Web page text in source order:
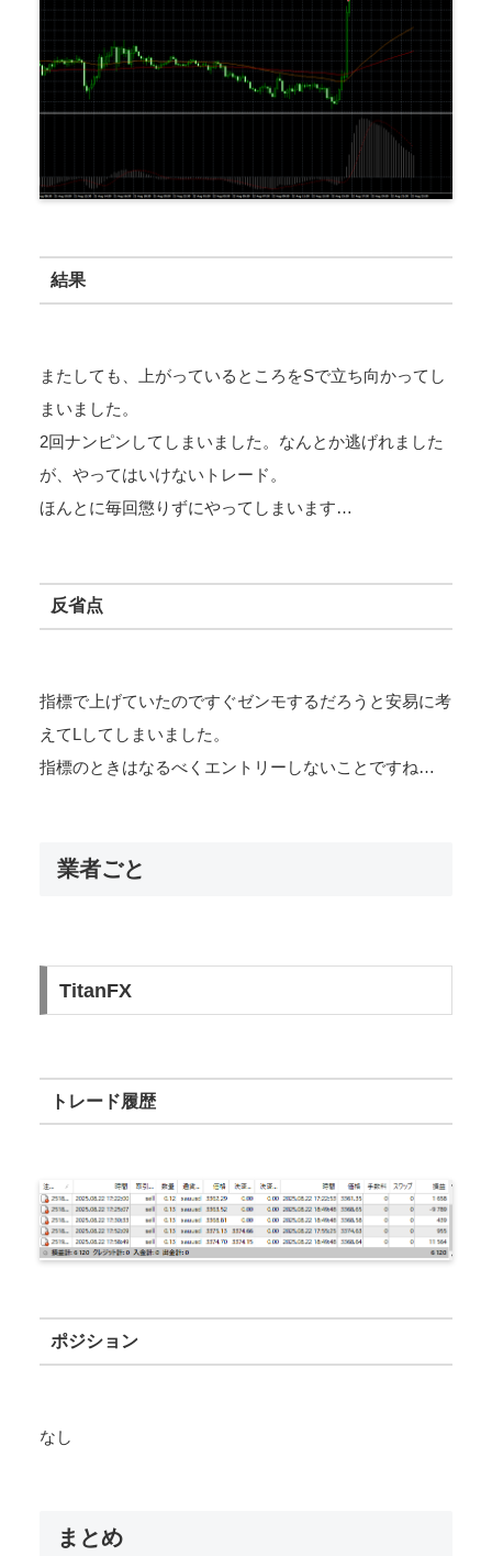
結果
またしても、上がっているところをSで立ち向かってし
まいました。
2回ナンピンしてしまいました。なんとか逃げれました
が、やってはいけないトレード。
ほんとに毎回懲りずにやってしまいます…
反省点
指標で上げていたのですぐゼンモするだろうと安易に考
えてLしてしまいました。
指標のときはなるべくエントリーしないことですね…
業者ごと
TitanFX
トレード履歴
ポジション
なし
まとめ